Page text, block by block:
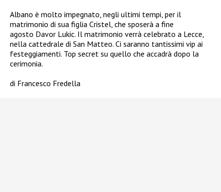
Albano è molto impegnato, negli ultimi tempi, per il
matrimonio di sua figlia Cristel, che sposerà a fine
agosto Davor Lukic. Il matrimonio verrà celebrato a Lecce,
nella cattedrale di San Matteo. Ci saranno tantissimi vip ai
festeggiamenti. Top secret su quello che accadrà dopo la
cerimonia.
di Francesco Fredella